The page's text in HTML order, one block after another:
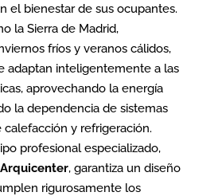
el bienestar de sus ocupantes.
la Sierra de Madrid,
fríos y veranos cálidos,
adaptan inteligentemente a las
aprovechando la energía
la dependencia de sistemas
y refrigeración.
profesional especializado,
Arquicenter, garantiza un diseño
rigurosamente los